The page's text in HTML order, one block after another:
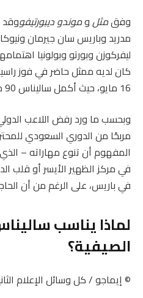
وفقمثلوموندو ديبورتيفووقد
مدريد وباريس سان جيرمان
ليفركوزن وبورتو وبولونيا
16 مايو، حيث أكمل ساليناس 90 دقيقة كاملة.
مربحًا من الدوري السعودي
المفهوم أن تنوع مهاراته –
في مركز الظهير الأيسر أو قلب
في باريس، على الرغم من أن
لماذا يناسب
الصيفية؟
© إيماجو / كل وسائل الإعلام